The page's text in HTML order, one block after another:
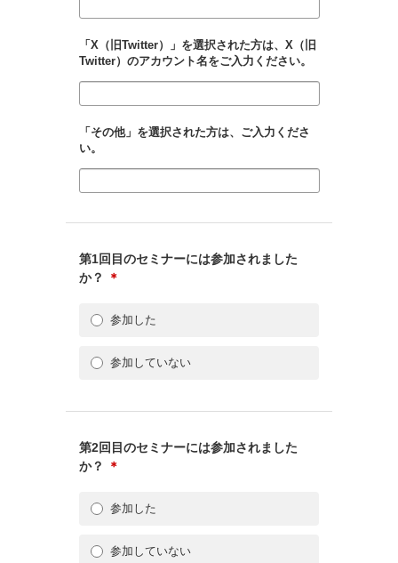
「X（旧Twitter）」を選択された方は、X（旧
Twitter）のアカウント名をご入力ください。
「その他」を選択された方は、ご入力くださ
い。
第1回目のセミナーには参加されました
か？
＊
参加した
参加していない
第2回目のセミナーには参加されました
か？
＊
参加した
参加していない